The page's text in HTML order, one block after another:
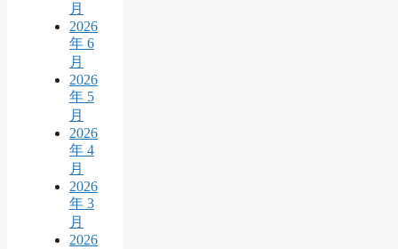
月
2026
年 6
月
2026
年 5
月
2026
年 4
月
2026
年 3
月
2026